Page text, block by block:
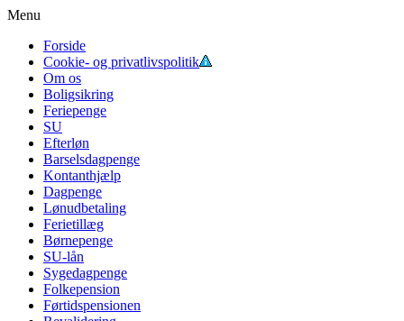
Menu
Forside
Cookie- og privatlivspolitik
Om os
Boligsikring
Feriepenge
SU
Efterløn
Barselsdagpenge
Kontanthjælp
Dagpenge
Lønudbetaling
Ferietillæg
Børnepenge
SU-lån
Sygedagpenge
Folkepension
Førtidspensionen